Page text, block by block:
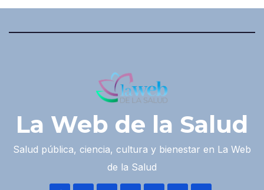
La Web de la Salud
Salud pública, ciencia, cultura y bienestar en La Web
de la Salud